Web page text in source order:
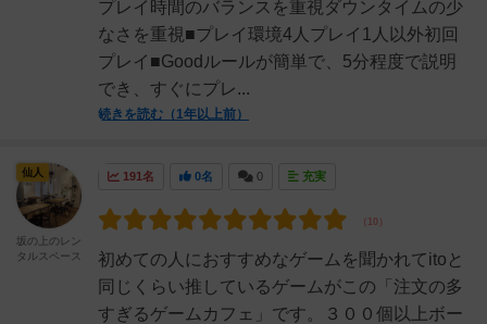
プレイ時間のバランスを重視ダウンタイムの少
なさを重視■プレイ環境4人プレイ1人以外初回
プレイ■Goodルールが簡単で、5分程度で説明
でき、すぐにプレ...
続きを読む（1年以上前）
191名 0名 0 充実
初めての人におすすめなゲームを聞かれてitoと
同じくらい推しているゲームがこの「注文の多
すぎるゲームカフェ」です。３００個以上ボー
仙人
坂の上のレン
タルスペース